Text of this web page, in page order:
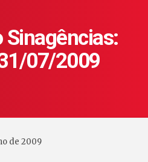
07/2009
de 2009